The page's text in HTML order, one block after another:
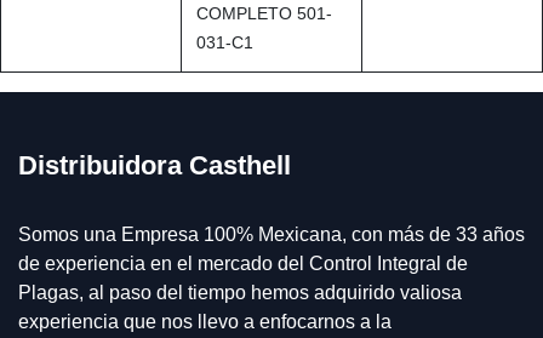
COMPLETO 501-
031-C1
Distribuidora Casthell
Somos una Empresa 100% Mexicana, con más de 33 años
de experiencia en el mercado del Control Integral de
Plagas, al paso del tiempo hemos adquirido valiosa
experiencia que nos llevo a enfocarnos a la